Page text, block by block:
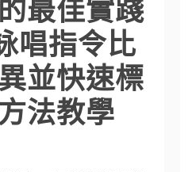
唱指令比
並快速標
法教學